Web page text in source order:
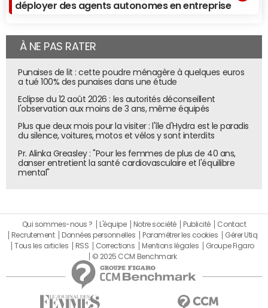
déployer des agents autonomes en entreprise
À NE PAS RATER
Punaises de lit : cette poudre ménagère à quelques euros
a tué 100% des punaises dans une étude
Eclipse du 12 août 2026 : les autorités déconseillent
l'observation aux moins de 3 ans, même équipés
Plus que deux mois pour la visiter : l'île d'Hydra est le paradis
du silence, voitures, motos et vélos y sont interdits
Pr. Alinka Greasley : "Pour les femmes de plus de 40 ans,
danser entretient la santé cardiovasculaire et l'équilibre
mental"
Qui sommes-nous ? L'équipe Notre société Publicité
Contact
Recrutement
Données personnelles Paramétrer les cookies
Gérer Utiq
Tous les articles
RSS Corrections Mentions légales
Groupe Figaro
© 2025 CCM Benchmark